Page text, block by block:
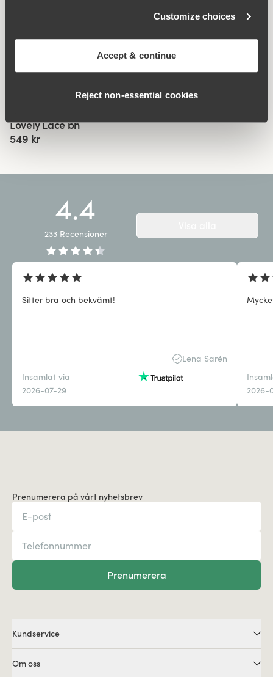
Customize choices
Accept & continue
Reject non‑essential cookies
Material: 80% polyamid, 20% elastan
Fintvätt 40°
Artikel Nummer: 843248
Relaterade produkter
Komfortaxelband
Lovely Lace bh
549 kr
4.4
233 Recensioner
Sitter bra och bekvämt!
Lena Sarén
Insamlat via
2026-07-29
2026-
Prenumerera på vårt nyhetsbrev
Prenumerera
Kundservice
Om oss